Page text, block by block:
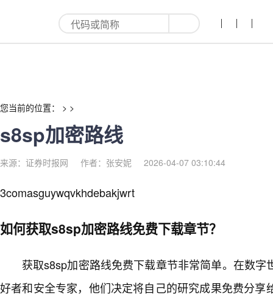
s8sp加密路线-红利来
您当前的位置： > >
s8sp加密路线
来源：证券时报网 作者：张安妮 2026-04-07 03:10:44
3comasguywqvkhdebakjwrt
如何获取s8sp加密路线免费下载章节？
获取s8sp加密路线免费下载章节非常简单。在数字
好者和安全专家，他们决定将自己的研究成果免费分享